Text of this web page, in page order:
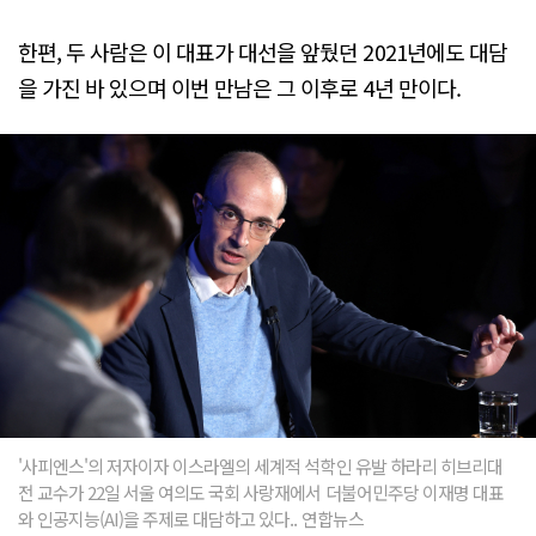
한편, 두 사람은 이 대표가 대선을 앞뒀던 2021년에도 대담
을 가진 바 있으며 이번 만남은 그 이후로 4년 만이다.
'사피엔스'의 저자이자 이스라엘의 세계적 석학인 유발 하라리 히브리대
전 교수가 22일 서울 여의도 국회 사랑재에서 더불어민주당 이재명 대표
와 인공지능(AI)을 주제로 대담하고 있다.. 연합뉴스